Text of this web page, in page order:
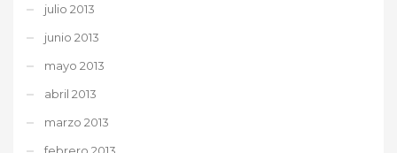
julio 2013
junio 2013
mayo 2013
abril 2013
marzo 2013
febrero 2013